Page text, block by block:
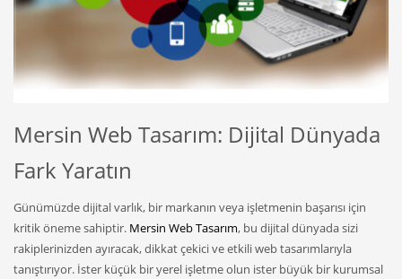
Mersin Web Tasarım: Dijital Dünyada
Fark Yaratın
Günümüzde dijital varlık, bir markanın veya işletmenin başarısı için
kritik öneme sahiptir. Mersin Web Tasarım, bu dijital dünyada sizi
rakiplerinizden ayıracak, dikkat çekici ve etkili web tasarımlarıyla
tanıştırıyor. İster küçük bir yerel işletme olun ister büyük bir kurumsal